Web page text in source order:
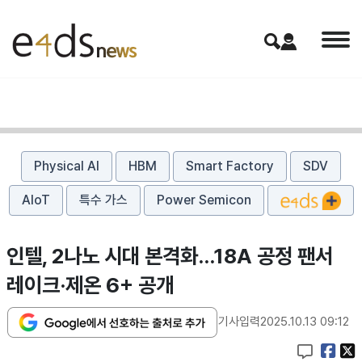
Physical AI HBM Smart Factory SDV
AIoT 특수 가스 Power Semicon
인텔, 2나노 시대 본격화…18A 공정 팬서
레이크·제온 6+ 공개
기사입력2025.10.13 09:12